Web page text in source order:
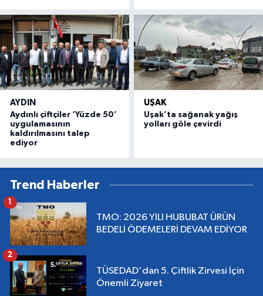
AYDIN
Aydınlı çiftçiler ‘Yüzde 50’
uygulamasının
kaldırılmasını talep
ediyor
UŞAK
Uşak’ta sağanak yağış
yolları göle çevirdi
Trend Haberler
TMO: 2026 YILI HUBUBAT ÜRÜN
BEDELİ ÖDEMELERİ DEVAM EDİYOR
1
TÜSEDAD'dan 5. Çiftlik Zirvesi İçin
Önemli Ziyaret
2